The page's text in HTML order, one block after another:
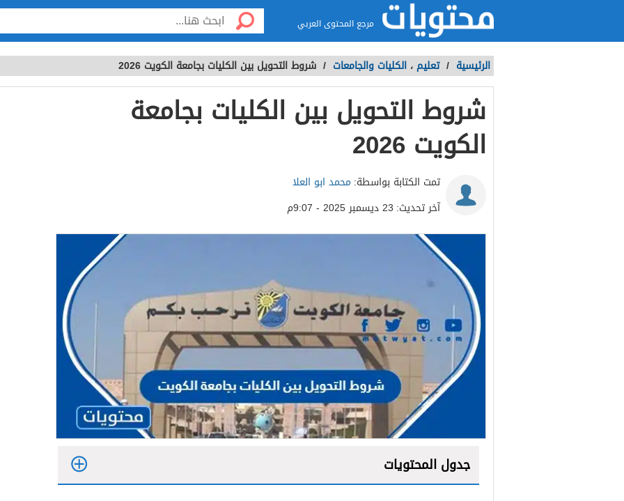
مرجع المحتوى العربي
الرئيسية / تعليم ، الكليات والجامعات / شروط التحويل بين الكليات بجامعة الكويت 2026
شروط التحويل بين الكليات بجامعة
الكويت 2026
تمت الكتابة بواسطة: محمد ابو العلا
آخر تحديث: 23 ديسمبر 2025 - 9:07م
جدول المحتويات